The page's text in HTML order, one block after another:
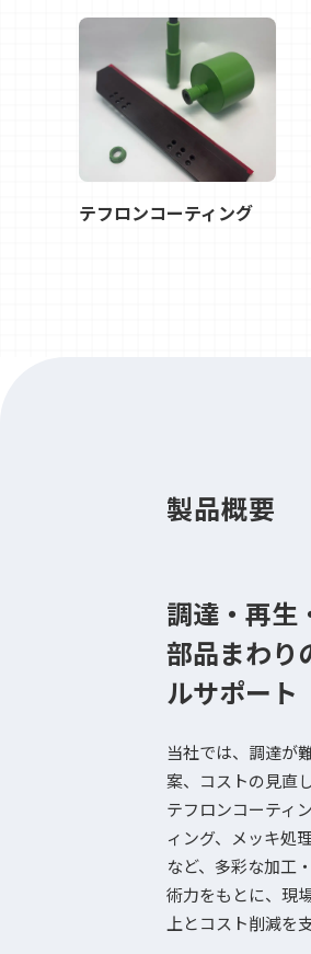
テフロンコーティング
製品概要
調達・再生
部品まわり
ルサポート
当社では、調達が
案、コストの見直
テフロンコーティ
ィング、メッキ処
など、多彩な加工
術力をもとに、現
上とコスト削減を